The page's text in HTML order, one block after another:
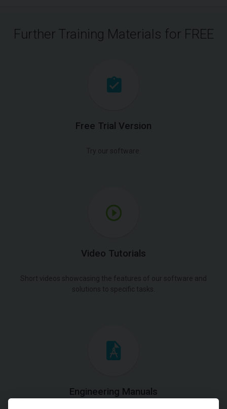
Further Training Materials for FREE
Free Trial Version
Try our software.
Video Tutorials
Short videos showcasing the features of our software and
solutions to specific tasks.
Engineering Manuals